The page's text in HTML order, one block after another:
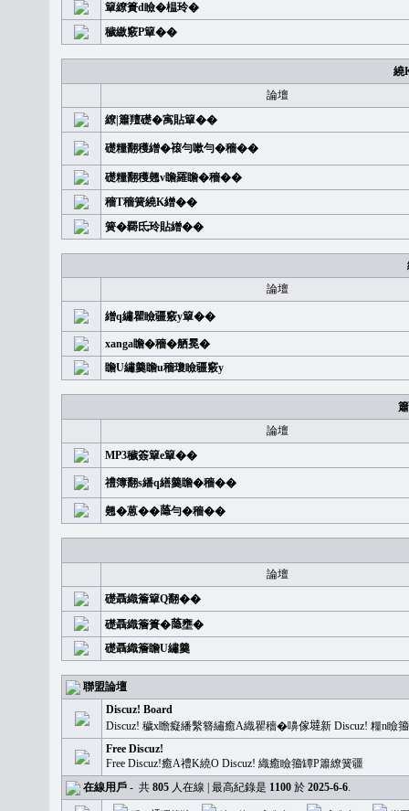
簞繚簣d瞼�榅玲�
穢繳竅P簞��
繞
論壇
繚|簫羶礎�㝢貼簞��
礎糧翻穫繒�䙛勻嗽勻�穡��
礎糧翻穫翹v瞻羅瞻�穡��
穡T穡簧繞K繒��
簧�覉氐玲貼繒��
論壇
繒q繡瞿瞼疆竅y簞��
xanga瞻�穡�舾冕�
瞻U繡羹瞻u穡瓊瞼疆竅y
論壇
MP3穢簽簞e簞��
禮簿翻s繙q繕羹瞻�穡��
翹�蒽��𦻕勻�穡��
論壇
礎聶織簷簞Q翻��
礎聶織簷簣�𦻕壅�
礎聶織簷瞻U繡羹
聯盟論壇
Discuz! Board
Discuz! 穢x瞻癡繙繫簪繡癒A織瞿穡�嚊傢𡐿新 Discuz! 糧n
Free Discuz!
Free Discuz!癒A禮K繞O Discuz! 織癒瞼籀罈P簫繚簧疆
在線用戶 - 共 805 人在線 | 最高紀錄是 1100 於 2025-6-6.